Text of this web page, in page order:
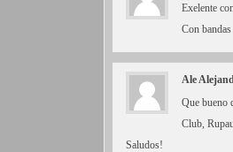
Exelente
Con
Ale
Que bueno
Club,
Saludos!